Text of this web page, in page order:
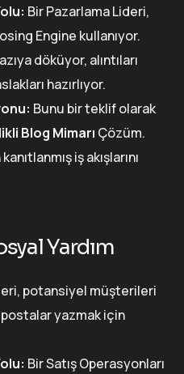
Bir Pazarlama Lideri,
Engine kullanıyor.
döküyor, alıntıları
hazırlıyor.
Bunu bir teklif olarak
Blog Mimarı Çözüm.
iş akışlarını
Yardım
potansiyel müşterileri
yazmak için
Bir Satış Operasyonları